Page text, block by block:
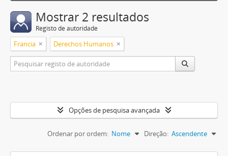
Mostrar 2 resultados
Registo de autoridade
Francia Derechos Humanos
Opções de pesquisa avançada
Ordenar por ordem: Nome Direção: Ascendente